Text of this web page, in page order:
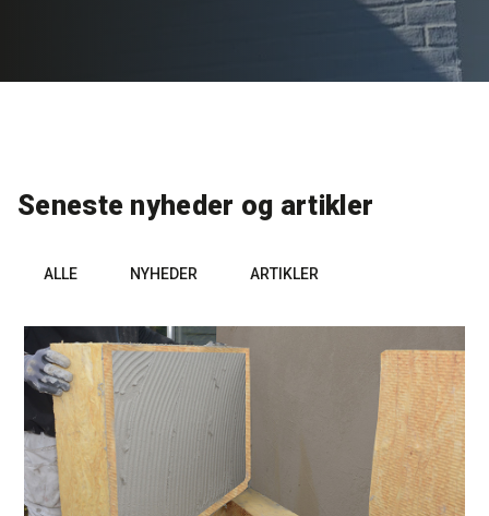
Downloads
Seneste nyheder og artikler
ALLE NYHEDER ARTIKLER